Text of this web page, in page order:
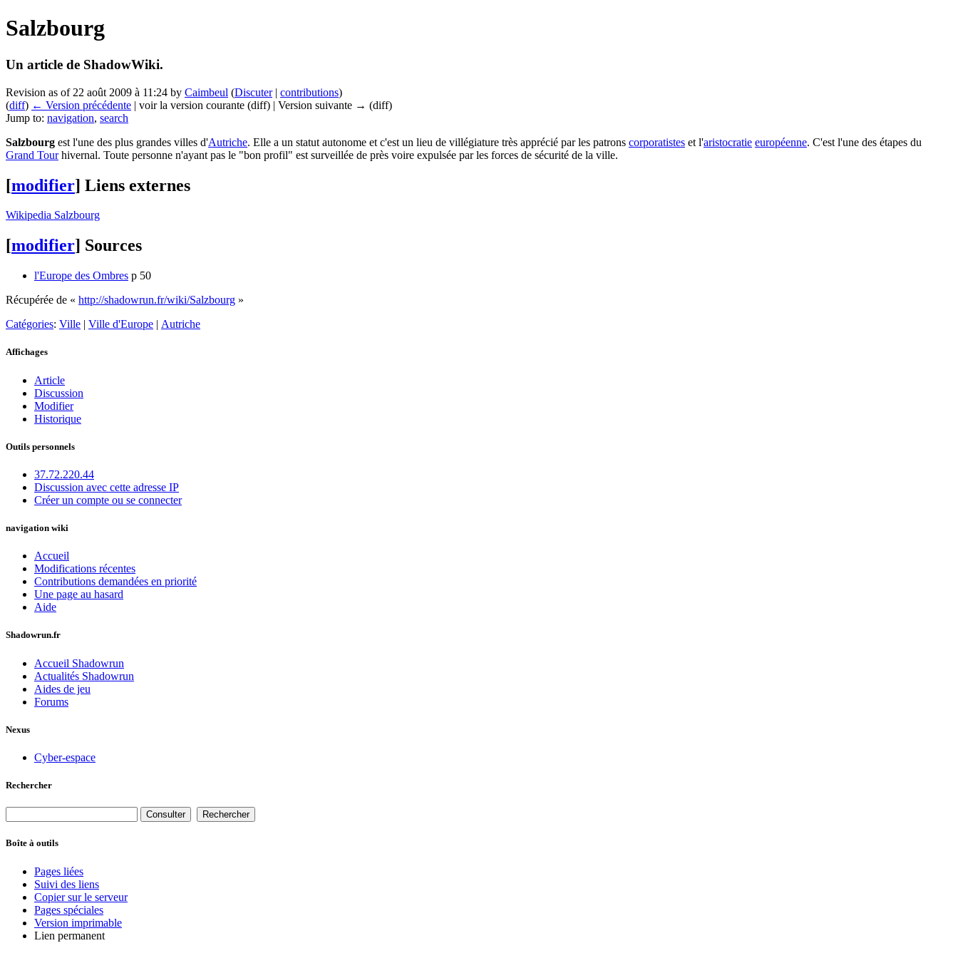
Salzbourg
Un article de ShadowWiki.
Revision as of 22 août 2009 à 11:24 by Caimbeul (Discuter| contributions)
(diff) ← Version précédente | voir la version courante (diff) | Version suivante → (diff)
Jump to: navigation, search
Salzbourg est l'une des plus grandes villes d'Autriche. Elle a un statut autonome et c'est un lieu de villégiature très apprécié par les patrons corporatistes et l'aristocratie européenne. C'est l'une des étapes du
Grand Tourhivernal. Toute personne n'ayant pas le "bon profil" est surveillée de près voire expulsée par les forces de sécurité de la ville.
[modifier] Liens externes
Wikipedia Salzbourg
[modifier] Sources
l'Europe des Ombres p 50
Récupérée de « http://shadowrun.fr/wiki/Salzbourg »
Catégories: Ville | Ville d'Europe | Autriche
Affichages
Article
Discussion
Modifier
Historique
Outils personnels
37.72.220.44
Discussion avec cette adresse IP
Créer un compte ou se connecter
navigation wiki
Accueil
Modifications récentes
Contributions demandées en priorité
Une page au hasard
Aide
Shadowrun.fr
Accueil Shadowrun
Actualités Shadowrun
Aides de jeu
Forums
Nexus
Cyber-espace
Rechercher
Boîte à outils
Pages liées
Suivi des liens
Copier sur le serveur
Pages spéciales
Version imprimable
Lien permanent